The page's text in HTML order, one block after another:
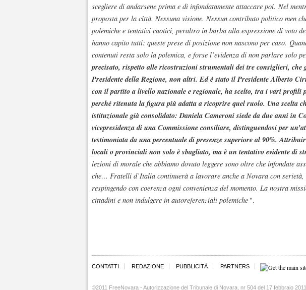
scegliere di andarsene prima e di infondatamente attaccare poi. Nel
proposta per la città. Nessuna visione. Nessun contributo politico men
polemiche e tentativi caotici, peraltro in barba alla espressione di voto
hanno capito tutti: queste prese di posizione non nascono per caso.
contenuti resta solo la polemica, e forse l’evidenza di non parlare solo
precisato, rispetto alle ricostruzioni strumentali dei tre consiglieri,
Presidente della Regione, non altri. Ed è stato il Presidente Alberto
con il partito a livello nazionale e regionale, ha scelto, tra i vari profili
perché ritenuta la figura più adatta a ricoprire quel ruolo. Una scelta
istituzionale già consolidato: Daniela Cameroni siede da due anni in
vicepresidenza di una Commissione consiliare, distinguendosi per
testimoniata da una percentuale di presenze superiore al 90%.
locali o provinciali non solo è sbagliato, ma è un tentativo evidente di
lezioni di morale che abbiamo dovuto leggere sono oltre che infondate
che… Fratelli d’Italia continuerà a lavorare anche a Novara con serietà,
respingendo con coerenza ogni convenienza del momento. La nostra
cittadini e non indulgere in autoreferenziali polemiche ".
CONTATTI REDAZIONE PUBBLICITÀ PARTNERS
©2011 FreeNovara - Autorizzazione del Tribunale di Novara, nr 504 del 17 febbraio